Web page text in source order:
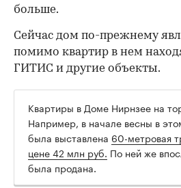
больше.
Сейчас дом по-прежнему
помимо квартир в нем
ГИТИС и другие объекты.
Квартиры в Доме Нирнзее на
Например, в начале весны в
была выставлена 60-метровая
цене 42 млн руб. По ней же
была продана.